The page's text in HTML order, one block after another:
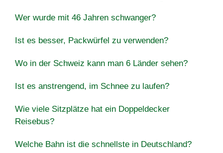
Wer wurde mit 46 Jahren schwanger?
Ist es besser, Packwürfel zu verwenden?
Wo in der Schweiz kann man 6 Länder sehen?
Ist es anstrengend, im Schnee zu laufen?
Wie viele Sitzplätze hat ein Doppeldecker
Reisebus?
Welche Bahn ist die schnellste in Deutschland?